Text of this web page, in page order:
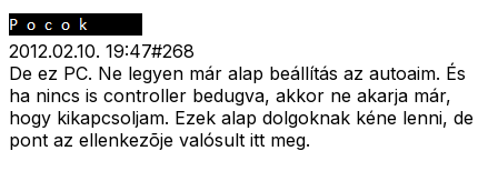
2012.02.10. 19:47#268
De ez PC. Ne legyen már alap beállítás az autoaim. És
ha nincs is controller bedugva, akkor ne akarja már,
hogy kikapcsoljam. Ezek alap dolgoknak kéne lenni, de
pont az ellenkezõje valósult itt meg.